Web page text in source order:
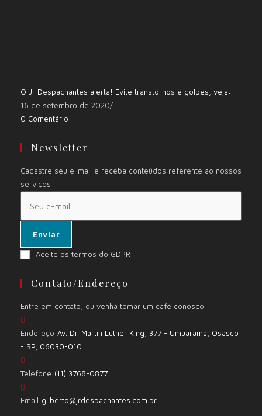
O Jr Despachantes alerta! Evite transtornos e golpes, veja:
16 de setembro de 2020/
0 Comentário
Newsletter
Cadastre seu e-mail e receba conteúdos referente ao nossos
serviços
Enviar
Aceite os termos do GDPR
Contato/Endereço
Entre em contato, ou venha tomar um café conosco
Endereço:Av. Dr. Martin Luther King, 377 - Umuarama, Osasco
- SP, 06030-010
Telefone:(11) 3768-0877
Email:gilberto@jrdespachantes.com.br